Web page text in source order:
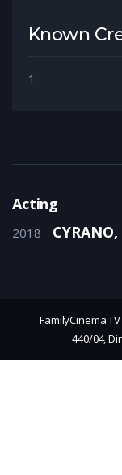
Known
1
Acting
2018
FamilyCinema
440/04,